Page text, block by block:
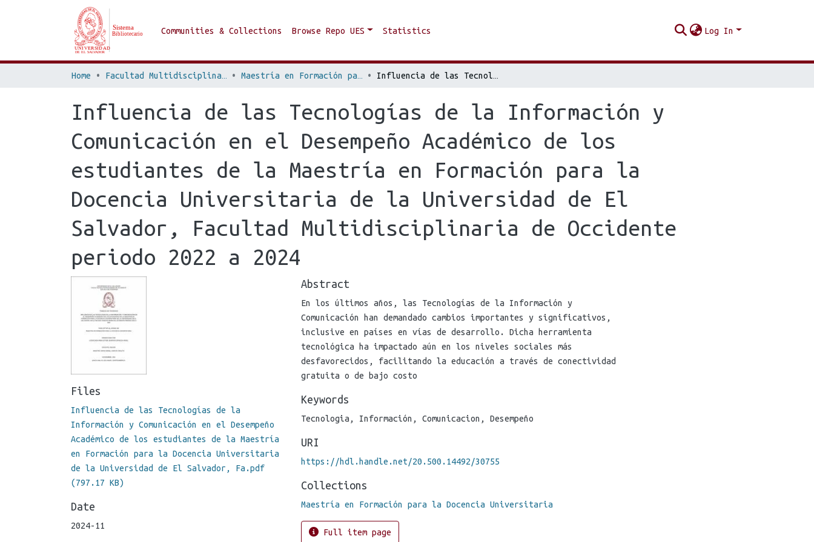
Communities & Collections Browse Repo UES Statistics Log In
Home Facultad Multidisciplinaria de Occidente Maestría en Formación para la Docencia Universitaria Influencia de las Tecnologías de la Información y Comunicación en el Desempeño Académico de los estudiantes de la Maestría en Formación para la Docencia Universitaria de la Universidad de El Salvador, Facultad Multidisciplinaria de Occidente periodo 2022 a 2024
Influencia de las Tecnologías de la Información y
Comunicación en el Desempeño Académico de los
estudiantes de la Maestría en Formación para la
Docencia Universitaria de la Universidad de El
Salvador, Facultad Multidisciplinaria de Occidente
periodo 2022 a 2024
Files
Influencia de las Tecnologías de la
Información y Comunicación en el Desempeño
Académico de los estudiantes de la Maestría
en Formación para la Docencia Universitaria
de la Universidad de El Salvador, Fa.pdf
(797.17 KB)
Date
2024-11
Abstract
En los últimos años, las Tecnologías de la Información y
Comunicación han demandado cambios importantes y significativos,
inclusive en países en vías de desarrollo. Dicha herramienta
tecnológica ha impactado aún en los niveles sociales más
desfavorecidos, facilitando la educación a través de conectividad
gratuita o de bajo costo
Keywords
Tecnologia , Información , Comunicacion , Desempeño
URI
https://hdl.handle.net/20.500.14492/30755
Collections
Maestría en Formación para la Docencia Universitaria
Full item page